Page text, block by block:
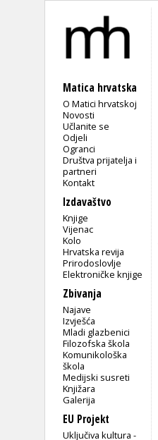
Matica hrvatska
O Matici hrvatskoj
Novosti
Učlanite se
Odjeli
Ogranci
Društva prijatelja i
partneri
Kontakt
Izdavaštvo
Knjige
Vijenac
Kolo
Hrvatska revija
Prirodoslovlje
Elektroničke knjige
Zbivanja
Najave
Izvješća
Mladi glazbenici
Filozofska škola
Komunikološka
škola
Medijski susreti
Knjižara
Galerija
EU Projekt
Uključiva kultura -